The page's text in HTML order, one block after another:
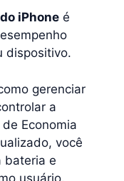
iPhone é
dispositivo.
gerenciar
a
Economia
você
bateria e
usuário.